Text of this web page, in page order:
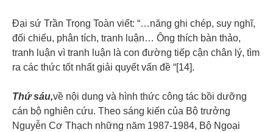
Đại sứ Trần Trọng Toàn viết: “…năng ghi chép, suy nghĩ,
đối chiếu, phân tích, tranh luận… Ông thích bàn thảo,
tranh luận vì tranh luận là con đường tiếp cận chân lý, tìm
ra các thức tốt nhất giải quyết vấn đề “[14].
Thứ sáu,về nội dung và hình thức công tác bồi dưỡng
cán bộ nghiên cứu. Theo sáng kiến của Bộ trưởng
Nguyễn Cơ Thạch những năm 1987-1984, Bộ Ngoại